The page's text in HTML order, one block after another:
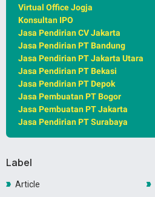
Virtual Office Jogja
Konsultan IPO
Jasa Pendirian CV Jakarta
Jasa Pendirian PT Bandung
Jasa Pendirian PT Jakarta Utara
Jasa Pendirian PT Bekasi
Jasa Pendirian PT Depok
Jasa Pembuatan PT Bogor
Jasa Pembuatan PT Jakarta
Jasa Pendirian PT Surabaya
Label
Article